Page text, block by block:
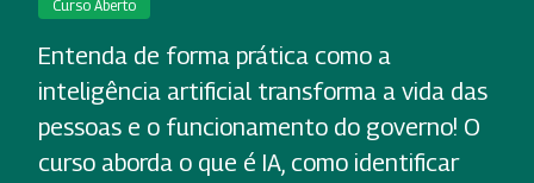
Curso Aberto
Entenda de forma prática como a
inteligência artificial transforma a vida das
pessoas e o funcionamento do governo! O
curso aborda o que é IA, como identificar